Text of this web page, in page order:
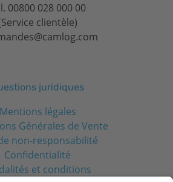
00800 028 000 00
clientèle)
juridiques
Mentions légales
Générales de Vente
non-responsabilité
Confidentialité
et conditions